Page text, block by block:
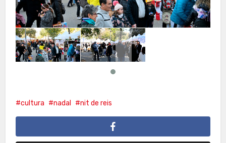
cultura nadal nit de reis